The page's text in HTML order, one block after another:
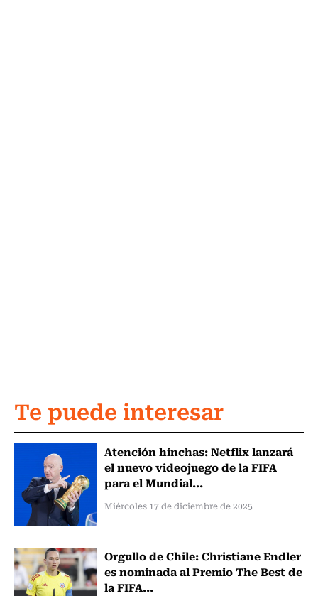
Te puede interesar
Atención hinchas: Netflix lanzará
el nuevo videojuego de la FIFA
para el Mundial...
Miércoles 17 de diciembre de 2025
Orgullo de Chile: Christiane Endler
es nominada al Premio The Best de
la FIFA...